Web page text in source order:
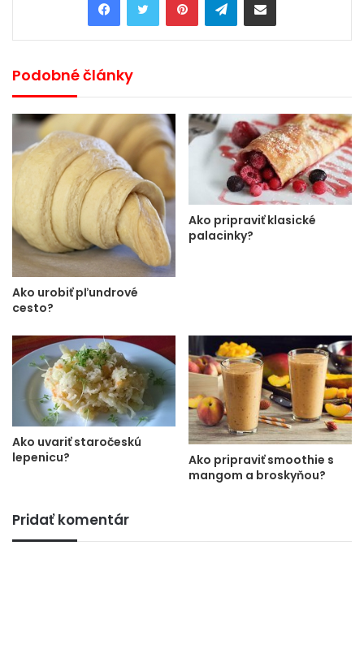
Podobné články
Ako urobiť pľundrové
cesto?
Ako pripraviť klasické
palacinky?
Ako uvariť staročeskú
lepenicu?
Ako pripraviť smoothie s
mangom a broskyňou?
Pridať komentár